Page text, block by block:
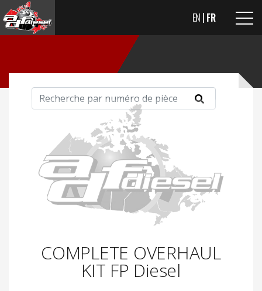
EN FR
COMPLETE OVERHAUL
KIT FP Diesel